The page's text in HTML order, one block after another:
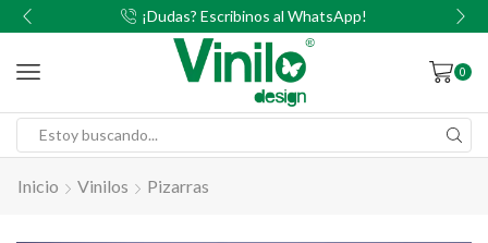
¡Dudas? Escribinos al WhatsApp!
0
Inicio Vinilos Pizarras